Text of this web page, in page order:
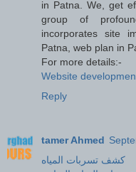
in Patna. We, get
group of
incorporates site
Patna, web plan in
For more details:-
Website
Reply
tamer Ahmed
كشف تسربات المياه